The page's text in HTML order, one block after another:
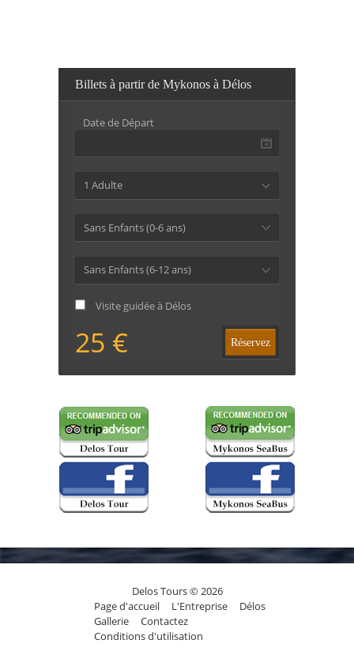
Billets à partir de Mykonos à Délos
Date de Départ
1 Adulte
Sans Enfants (0-6 ans)
Sans Enfants (6-12 ans)
Visite guidée à Délos
25 € Réservez
Delos Tours © 2026
Page d'accueil
L'Entreprise
Délos
Gallerie
Contactez
Conditions d'utilisation